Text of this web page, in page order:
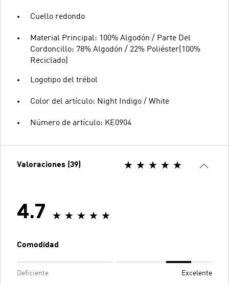
Cuello redondo
Material Principal: 100% Algodón / Parte Del
Cordoncillo: 78% Algodón / 22% Poliéster(100%
Reciclado)
Logotipo del trébol
Color del artículo: Night Indigo / White
Número de artículo: KE0904
Valoraciones (39)
4.7
Comodidad
Deficiente Excelente